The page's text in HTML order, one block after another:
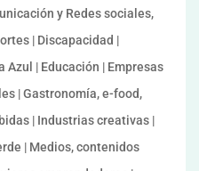
y Redes sociales,
| Discapacidad |
Azul | Educación | Empresas
| Gastronomía, e-food,
| Industrias creativas |
| Medios, contenidos